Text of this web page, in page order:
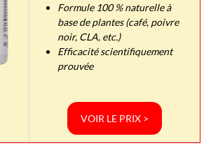
Formule 100 % naturelle à
base de plantes (café, poivre
noir, CLA, etc.)
Efficacité scientifiquement
prouvée
VOIR LE PRIX >